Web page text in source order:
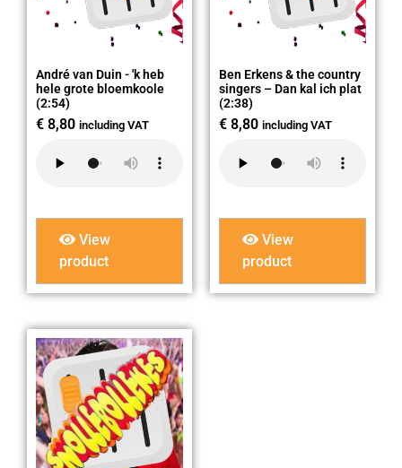
André van Duin - 'k heb
hele grote bloemkoole
(2:54)
€ 8,80 including VAT
View
product
Ben Erkens & the country
singers – Dan kal ich plat
(2:38)
€ 8,80 including VAT
View
product